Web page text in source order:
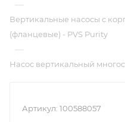
—
Вертикальные насосы с
(фланцевые) - PVS Purity
—
Насос вертикальный
Артикул: 100588057